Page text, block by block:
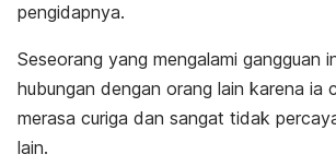
pengidapnya.
Seseorang yang mengalami gangguan
hubungan dengan orang lain karena ia
merasa curiga dan sangat tidak
lain.